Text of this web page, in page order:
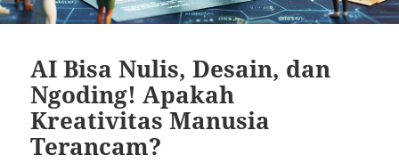
AI Bisa Nulis, Desain, dan
Ngoding! Apakah
Kreativitas Manusia
Terancam?